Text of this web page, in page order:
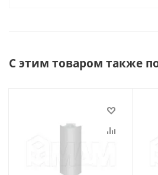
С этим товаром также